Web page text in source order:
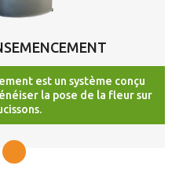
est un système conçu
la pose de la fleur sur